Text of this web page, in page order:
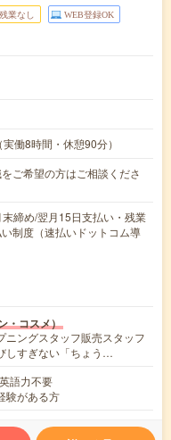
残業なし WEB登録OK
働8時間・休憩90分）
ご希望の方はご相談くださ
締め/翌月15日支払い・残業
制度（速払いドットコム導
・コスメ）
ニングスタッフ販売スタッフ
しすぎない「ちょう…
語力不要
験がある方